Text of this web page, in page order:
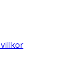
villkor